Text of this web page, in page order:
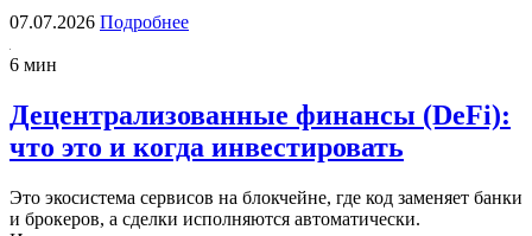
07.07.2026 Подробнее
6 мин
Децентрализованные финансы (DeFi):
что это и когда инвестировать
Это экосистема сервисов на блокчейне, где код заменяет банки
и брокеров, а сделки исполняются автоматически.